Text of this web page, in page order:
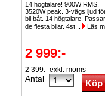
14 högtalare! 900W RMS.
3520W peak. 3-vägs ljud
bil båt. 14 högtalare. Passar
de flesta bilar. 4st...
Läs
2 999:-
2 399:- exkl. moms
Antal